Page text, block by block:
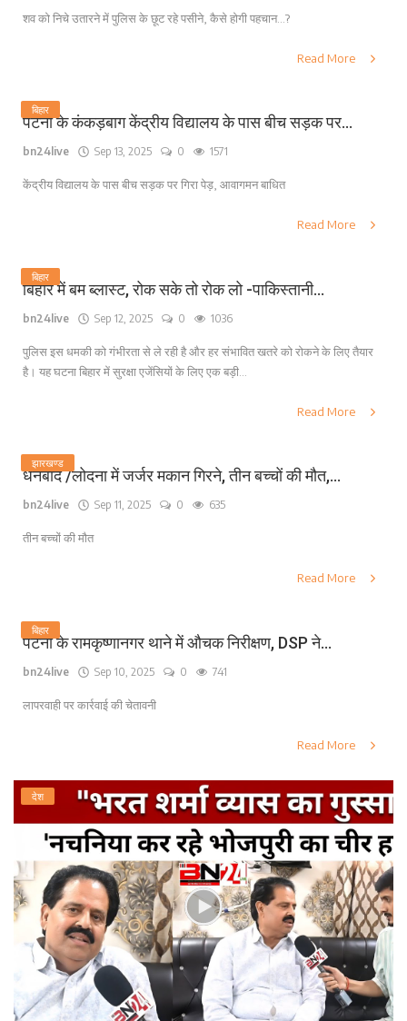
शव को निचे उतारने में पुलिस के छूट रहे पसीने, कैसे होगी पहचान...?
Read More
बिहार
पटना के कंकड़बाग केंद्रीय विद्यालय के पास बीच सड़क पर...
bn24live Sep 13, 2025 0 1571
केंद्रीय विद्यालय के पास बीच सड़क पर गिरा पेड़, आवागमन बाधित
Read More
बिहार
बिहार में बम ब्लास्ट, रोक सके तो रोक लो -पाकिस्तानी...
bn24live Sep 12, 2025 0 1036
पुलिस इस धमकी को गंभीरता से ले रही है और हर संभावित खतरे को रोकने के लिए तैयार
है। यह घटना बिहार में सुरक्षा एजेंसियों के लिए एक बड़ी...
Read More
झारखण्ड
धनबाद /लोदना में जर्जर मकान गिरने, तीन बच्चों की मौत,...
bn24live Sep 11, 2025 0 635
तीन बच्चों की मौत
Read More
बिहार
पटना के रामकृष्णानगर थाने में औचक निरीक्षण, DSP ने...
bn24live Sep 10, 2025 0 741
लापरवाही पर कार्रवाई की चेतावनी
Read More
देश